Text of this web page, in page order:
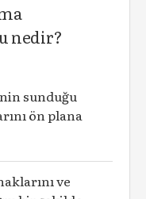
nedir?
sunduğu
ön plana
ve